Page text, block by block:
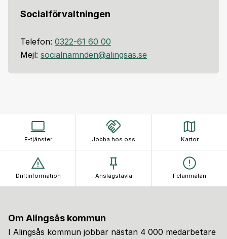
Socialförvaltningen
Telefon: 0322-61 60 00
Mejl: socialnamnden@alingsas.se
E-tjänster Jobba hos oss Kartor
Driftinformation Anslagstavla Felanmälan
Om Alingsås kommun
I Alingsås kommun jobbar nästan 4 000 medarbetare